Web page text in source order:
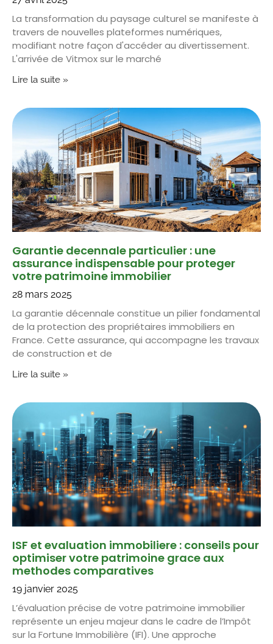
La transformation du paysage culturel se manifeste à
travers de nouvelles plateformes numériques,
modifiant notre façon d'accéder au divertissement.
L'arrivée de Vitmox sur le marché
Lire la suite »
Garantie decennale particulier : une
assurance indispensable pour proteger
votre patrimoine immobilier
28 mars 2025
La garantie décennale constitue un pilier fondamental
de la protection des propriétaires immobiliers en
France. Cette assurance, qui accompagne les travaux
de construction et de
Lire la suite »
ISF et evaluation immobiliere : conseils pour
optimiser votre patrimoine grace aux
methodes comparatives
19 janvier 2025
L’évaluation précise de votre patrimoine immobilier
représente un enjeu majeur dans le cadre de l’Impôt
sur la Fortune Immobilière (IFI). Une approche